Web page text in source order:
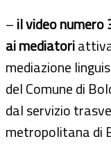
–il video numero
aimediatori
mediazione
del Comune di
dal servizio
metropolitana di